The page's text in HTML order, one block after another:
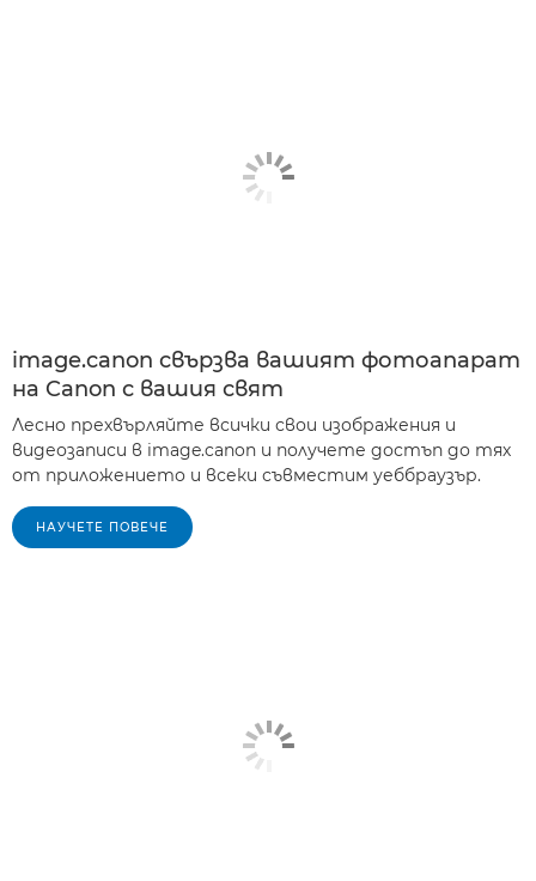
image.canon свързва вашият фотоапарат
на Canon с вашия свят
Лесно прехвърляйте всички свои изображения и
видеозаписи в image.canon и получете достъп до тях
от приложението и всеки съвместим уеббраузър.
НАУЧЕТЕ ПОВЕЧЕ